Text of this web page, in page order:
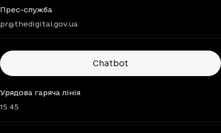
Прес-служба
pr@thedigital.gov.ua
Chatbots
Chatbot
Урядова гаряча лінія
15 45